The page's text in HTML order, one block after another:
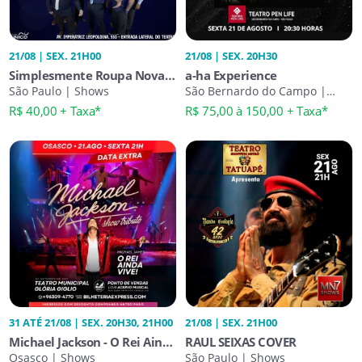
21/08 | SEX. 21H00
Simplesmente Roupa Nova
Tributo
São Paulo | Shows
R$ 40,00 + Taxa*
21/08 | SEX. 20H30
a-ha Experience
São Bernardo do Campo |
Shows
R$ 75,00 à 150,00 + Taxa*
31 ATÉ 21/08 | SEX. 20H30, 21H00
Michael Jackson - O Rei Ainda
Vive
Osasco | Shows
21/08 | SEX. 21H00
RAUL SEIXAS COVER
São Paulo | Shows